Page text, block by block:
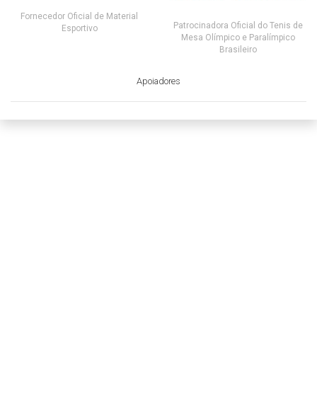
Fornecedor Oficial de Material
Esportivo
Patrocinadora Oficial do Tenis de
Mesa Olímpico e Paralímpico
Brasileiro
Apoiadores